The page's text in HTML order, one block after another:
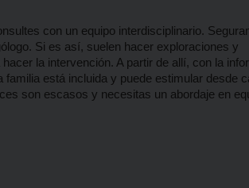
con un equipo interdisciplinario.
Si es así, suelen hacer exploraciones y
la intervención. A partir de allí, con la
está incluida y puede estimular desde
son escasos y necesitas un abordaje en